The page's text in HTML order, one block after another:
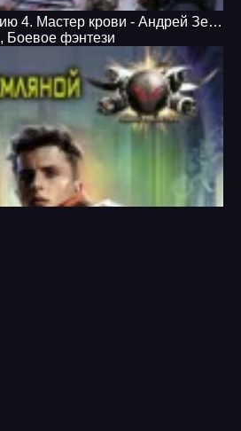
Эксперт по выживанию 4. Мастер крови - Андрей Земляной
, Боевое фэнтези